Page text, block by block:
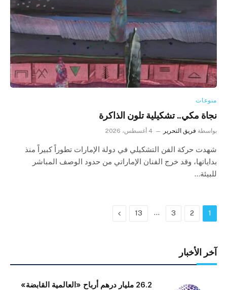
منوعات
نجاة مكي.. تشكيلية تلون الذاكرة
بواسطة فريق التحرير 4 أغسطس، 2026
شهدت حركة الفن التشكيلي في دولة الإمارات تطوراً كبيراً منذ
بداياتها، وقد خرج الفنان الإماراتي من حدود الوصف المباشر
للبيئة…
1
2
3
…
13 التالي
آخر الأخبار
26.2 مليار درهم أرباح «العالمية القابضة»